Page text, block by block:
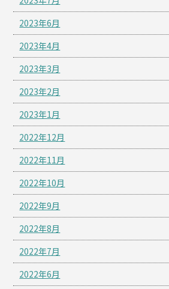
2023年6月
2023年4月
2023年3月
2023年2月
2023年1月
2022年12月
2022年11月
2022年10月
2022年9月
2022年8月
2022年7月
2022年6月